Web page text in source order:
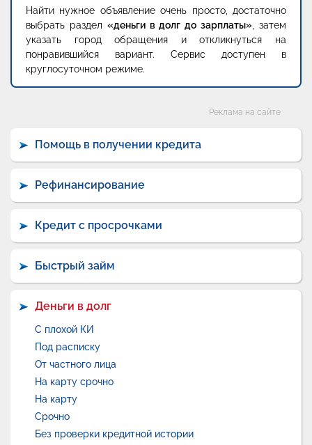
Найти нужное объявление очень просто, достаточно
выбрать раздел «деньги в долг до зарплаты» , затем
указать город обращения и откликнуться на
понравившийся вариант. Сервис доступен в
круглосуточном режиме.
Реклама на сайте
Помощь в получении кредита
Рефинансирование
Кредит с просрочками
Быстрый займ
Деньги в долг
С плохой КИ
Под расписку
От частного лица
На карту срочно
На карту
Срочно
Без проверки кредитной истории